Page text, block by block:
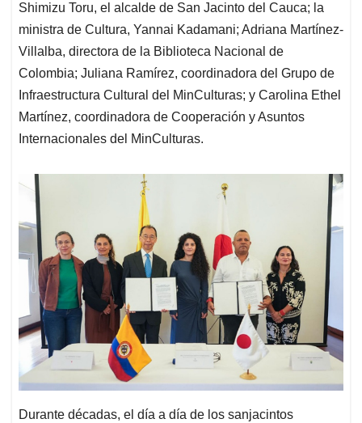
Shimizu Toru, el alcalde de San Jacinto del Cauca; la
ministra de Cultura, Yannai Kadamani; Adriana Martínez-
Villalba, directora de la Biblioteca Nacional de
Colombia; Juliana Ramírez, coordinadora del Grupo de
Infraestructura Cultural del MinCulturas; y Carolina Ethel
Martínez, coordinadora de Cooperación y Asuntos
Internacionales del MinCulturas.
Durante décadas, el día a día de los sanjacintos